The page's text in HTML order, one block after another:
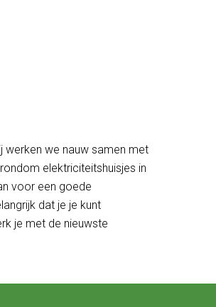
werken we nauw samen met
elektriciteitshuisjes in
voor een goede
dat je je kunt
je met de nieuwste